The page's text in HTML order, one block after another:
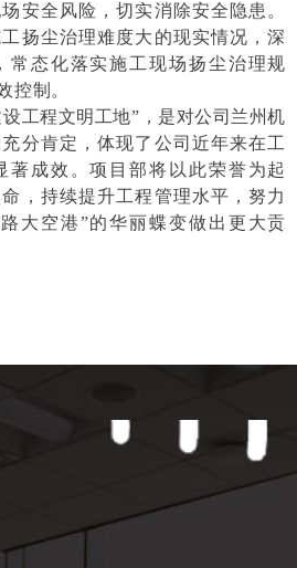
安全风险，切实消除安全隐患。
扬尘治理难度大的现实情况，深
常态化落实施工现场扬尘治理规
控制。
工程文明工地”，是对公司兰州机
分肯定，体现了公司近年来在工
著成效。项目部将以此荣誉为起
，持续提升工程管理水平，努力
大空港”的华丽蝶变做出更大贡